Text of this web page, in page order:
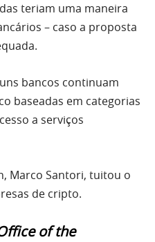
teriam uma maneira
– caso a proposta
bancos continuam
baseadas em categorias
a serviços
Marco Santori, tuitou o
de cripto.
of the